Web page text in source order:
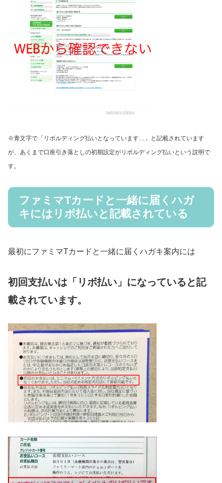
※青文字で「リボルディング払いとなっています…」と記載されています
が、あくまで口座引き落としの初期設定がリボルディング払いという説明で
す。
ファミマTカードと一緒に届くハガ
キにはリボ払いと記載されている
最初にファミマTカードと一緒に届くハガキ案内には
初回支払いは「リボ払い」になっていると記
載されています。